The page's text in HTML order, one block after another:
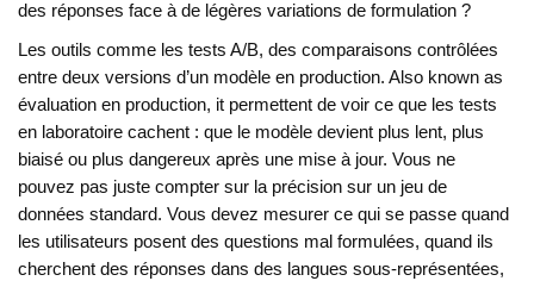
des réponses face à de légères variations de formulation ?
Les outils comme les tests A/B, des comparaisons contrôlées
entre deux versions d’un modèle en production. Also known as
évaluation en production, it permettent de voir ce que les tests
en laboratoire cachent : que le modèle devient plus lent, plus
biaisé ou plus dangereux après une mise à jour. Vous ne
pouvez pas juste compter sur la précision sur un jeu de
données standard. Vous devez mesurer ce qui se passe quand
les utilisateurs posent des questions mal formulées, quand ils
cherchent des réponses dans des langues sous-représentées,